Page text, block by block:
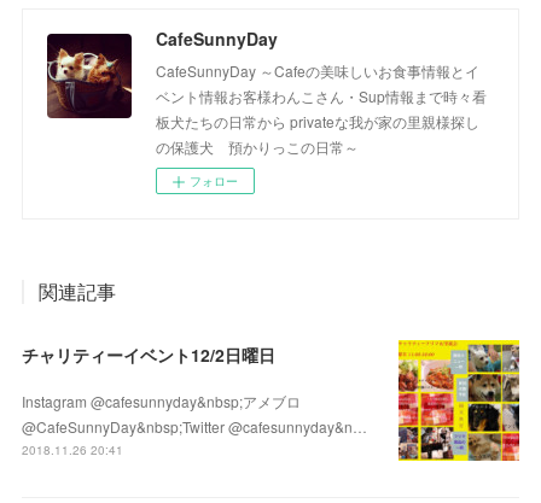
CafeSunnyDay
CafeSunnyDay ～Cafeの美味しいお食事情報とイ
ベント情報お客様わんこさん・Sup情報まで時々看
板犬たちの日常から privateな我が家の里親様探し
の保護犬 預かりっこの日常～
フォロー
関連記事
チャリティーイベント12/2日曜日
Instagram @cafesunnyday&nbsp;アメブロ
@CafeSunnyDay&nbsp;Twitter @cafesunnyday&n…
2018.11.26 20:41